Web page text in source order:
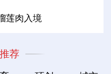
莲肉入境
荐